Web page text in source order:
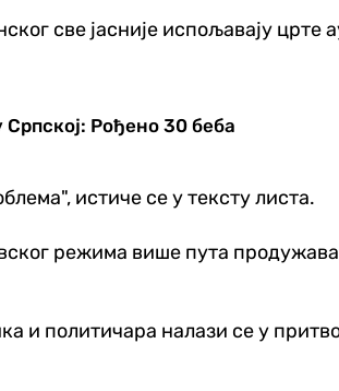
све јасније испољавају црте
Српској: Рођено 30 беба
истиче се у тексту листа.
режима више пута
и политичара налази се у